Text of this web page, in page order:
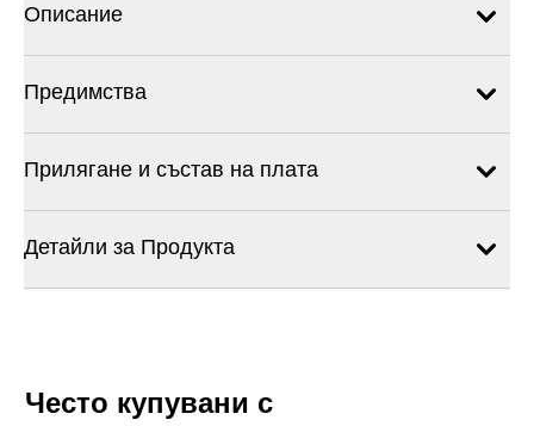
Описание
Предимства
Прилягане и състав на плата
Детайли за Продукта
Често купувани с